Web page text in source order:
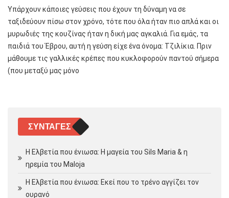
Υπάρχουν κάποιες γεύσεις που έχουν τη δύναμη να σε
ταξιδεύουν πίσω στον χρόνο, τότε που όλα ήταν πιο απλά και οι
μυρωδιές της κουζίνας ήταν η δική μας αγκαλιά. Για εμάς, τα
παιδιά του Έβρου, αυτή η γεύση είχε ένα όνομα: Τζιλίκια. Πριν
μάθουμε τις γαλλικές κρέπες που κυκλοφορούν παντού σήμερα
(που μεταξύ μας μόνο
ΣΥΝΤΑΓΈΣ
Η Ελβετία που ένιωσα: Η μαγεία του Sils Maria & η
ηρεμία του Maloja
Η Ελβετία που ένιωσα: Εκεί που το τρένο αγγίζει τον
ουρανό